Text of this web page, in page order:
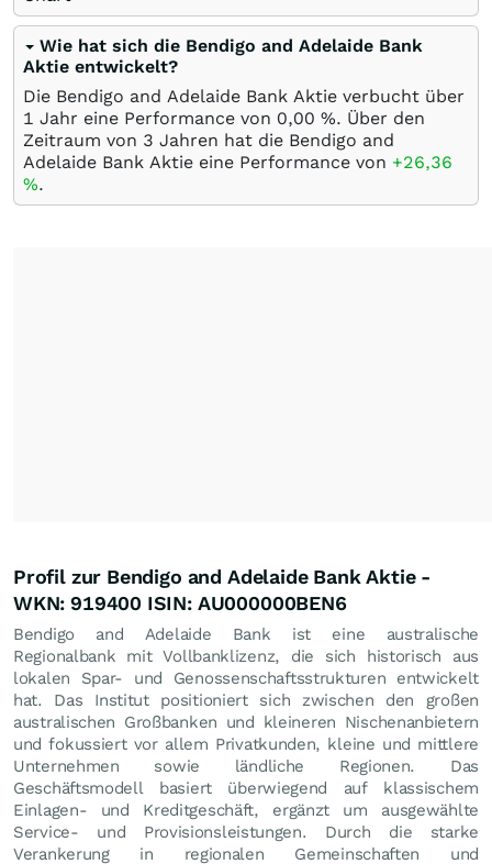
Wie hat sich die Bendigo and Adelaide Bank
Aktie entwickelt?
Die Bendigo and Adelaide Bank Aktie verbucht über
1 Jahr eine Performance von 0,00 %. Über den
Zeitraum von 3 Jahren hat die Bendigo and
Adelaide Bank Aktie eine Performance von +26,36
%.
Profil zur Bendigo and Adelaide Bank Aktie -
WKN: 919400 ISIN: AU000000BEN6
Bendigo and Adelaide Bank ist eine australische
Regionalbank mit Vollbanklizenz, die sich historisch aus
lokalen Spar- und Genossenschaftsstrukturen entwickelt
hat. Das Institut positioniert sich zwischen den großen
australischen Großbanken und kleineren Nischenanbietern
und fokussiert vor allem Privatkunden, kleine und mittlere
Unternehmen sowie ländliche Regionen. Das
Geschäftsmodell basiert überwiegend auf klassischem
Einlagen- und Kreditgeschäft, ergänzt um ausgewählte
Service- und Provisionsleistungen. Durch die starke
Verankerung in regionalen Gemeinschaften und